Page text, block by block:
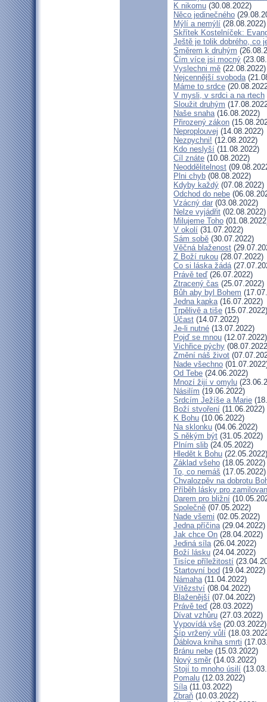
K nikomu (30.08.2022)
Něco jedinečného
Mýlí a nemýlí (28.08.2022)
Skřítek Kostelníček:
Ještě je tolik dobrého, co
Směrem k druhým
Čím více jsi mocný
Vyslechni mě (22.08.2022)
Nejcennější svoboda
Máme to srdce
V mysli, v srdci a na rtech
Sloužit druhým
Naše snaha(16.08.2022)
Přirozený zákon
Neproplouvej (14.08.2022)
Nezpychni! (12.08.2022)
Kdo neslyší (11.08.2022)
Cíl znáte (10.08.2022)
Neoddělitelnost
Plni chyb (08.08.2022)
Kdyby každý (07.08.2022)
Odchod do nebe
Vzácný dar (03.08.2022)
Nelze vyjádřit (02.08.2022)
Milujeme Toho
V okolí (31.07.2022)
Sám sobě (30.07.2022)
Věčná blaženost
Z Boží rukou (28.07.2022)
Co si láska žádá
Právě teď (26.07.2022)
Ztracený čas (25.07.2022)
Bůh aby byl Bohem
Jedna kapka(16.07.2022)
Trpělivě a tiše (15.07.2022)
Účast (14.07.2022)
Je-li nutné (13.07.2022)
Pojď se mnou (12.07.2022)
Vichřice pýchy
Změní náš život
Nade všechno
Od Tebe (24.06.2022)
Mnozí žijí v omylu
Násilím (19.06.2022)
Srdcím Ježíše a Marie
Boží stvoření (11.06.2022)
K Bohu (10.06.2022)
Na sklonku (04.06.2022)
S někým být (31.05.2022)
Plním slib (24.05.2022)
Hledět k Bohu (22.05.2022)
Základ všeho (18.05.2022)
To, co nemáš (17.05.2022)
Chvalozpěv na dobrotu
Příběh lásky pro
Darem pro bližní
Společně (07.05.2022)
Nade všemi (02.05.2022)
Jedna příčina(29.04.2022)
Jak chce On (28.04.2022)
Jediná síla(26.04.2022)
Boží lásku (24.04.2022)
Tisíce příležitostí
Startovní bod (19.04.2022)
Námaha(11.04.2022)
Vítězství (08.04.2022)
Blaženější (07.04.2022)
Právě teď (28.03.2022)
Dívat vzhůru (27.03.2022)
Vypovídá vše (20.03.2022)
Šíp vržený vůlí
Ďáblova kniha smrti
Bránu nebe (15.03.2022)
Nový směr (14.03.2022)
Stojí to mnoho úsilí
Pomalu (12.03.2022)
Síla(11.03.2022)
Zbraň (10.03.2022)